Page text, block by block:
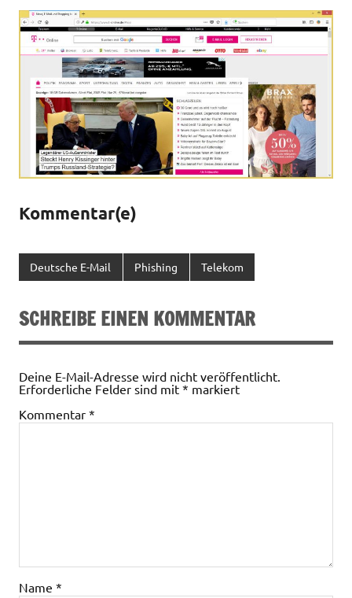
Kommentar(e)
Deutsche E-Mail Phishing Telekom
SCHREIBE EINEN KOMMENTAR
Deine E-Mail-Adresse wird nicht veröffentlicht.
Erforderliche Felder sind mit * markiert
Kommentar *
Name *